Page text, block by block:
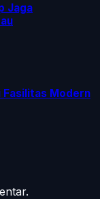
Jaga
Fasilitas Modern